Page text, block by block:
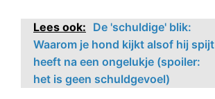
Lees ook: De 'schuldige' blik:
Waarom je hond kijkt alsof hij spijt
heeft na een ongelukje (spoiler:
het is geen schuldgevoel)